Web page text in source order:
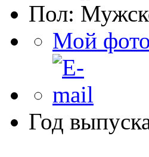
Пол:
Мой
Год